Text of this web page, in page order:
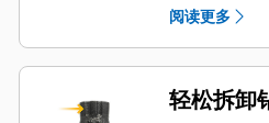
钻齿旋转
刀座可用
25 mm 齿
用需求
阅读更多
轻松拆卸